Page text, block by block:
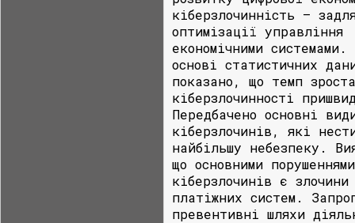
кіберзлочинність –
оптимізації управління
економічними системами.
основі статистичних
показано, що темп
кіберзлочинності
Передбачено основні
кіберзлочинів, які
найбільшу небезпеку.
що основними
кіберзлочинів є
платіжних систем.
превентивні шляхи